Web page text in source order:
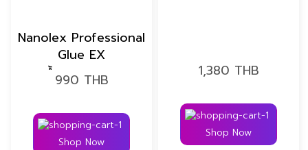
Nanolex Professional
Glue EX
น้ำยาคราบกาว
990 THB
Shop Now
1,380 THB
Shop Now